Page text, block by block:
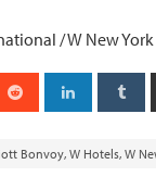
/ W New
Bonvoy, W Hotels, W